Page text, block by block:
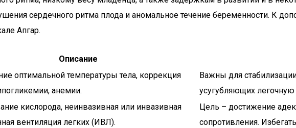
сердечного ритма плода и аномальное течение беременности. К
Апгар.
Описание
оптимальной температуры тела, коррекция
анемии.
Важны для
усугубляющих легочную
кислорода, неинвазивная или инвазивная
вентиляция легких (ИВЛ).
Цель – достижение
сопротивления.